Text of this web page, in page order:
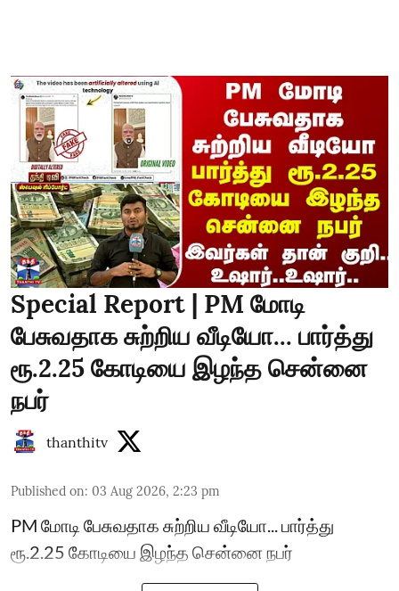
Special Report | PM மோடி
பேசுவதாக சுற்றிய வீடியோ... பார்த்து
ரூ.2.25 கோடியை இழந்த சென்னை
நபர்
thanthitv
Published on: 03 Aug 2026, 2:23 pm
PM மோடி பேசுவதாக சுற்றிய வீடியோ... பார்த்து
ரூ.2.25 கோடியை இழந்த சென்னை நபர்